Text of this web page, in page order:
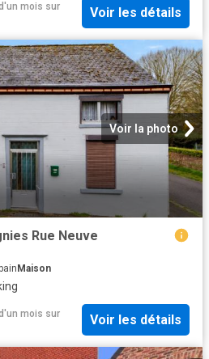
mois sur
Voir les détails
Voir la photo
Rue Neuve
Maison
mois sur
Voir les détails